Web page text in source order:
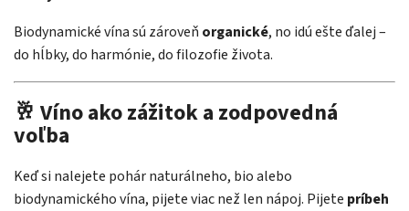
Biodynamické vína sú zároveň organické, no idú ešte ďalej –
do hĺbky, do harmónie, do filozofie života.
🥂 Víno ako zážitok a zodpovedná
voľba
Keď si nalejete pohár naturálneho, bio alebo
biodynamického vína, pijete viac než len nápoj. Pijete príbeh